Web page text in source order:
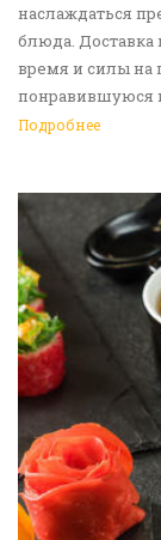
наслаждаться
блюда.
время и силы на
понравившуюся
ее в лучших
Подробнее